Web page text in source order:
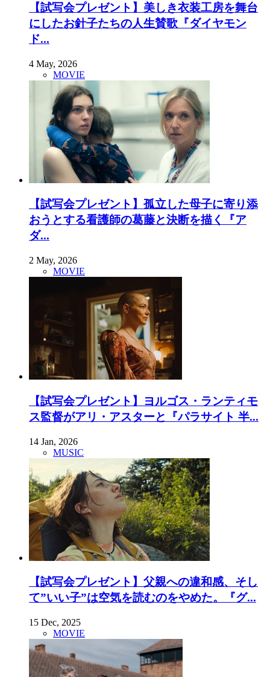
【試写会プレゼント】美しき衣装工房を舞台
にしたお針子たちの人生賛歌『ダイヤモン
ド...
4 May, 2026
MOVIE
【試写会プレゼント】孤立した母子に寄り添
おうとする看護師の葛藤と決断を描く『ア
ダ...
2 May, 2026
MOVIE
【試写会プレゼント】ヨルゴス・ランティモ
ス監督がアリ・アスターと『パラサイト 半...
14 Jan, 2026
MUSIC
【試写会プレゼント】父親への違和感、そし
て”いい子”は空気を読むのをやめた。『グ...
15 Dec, 2025
MOVIE